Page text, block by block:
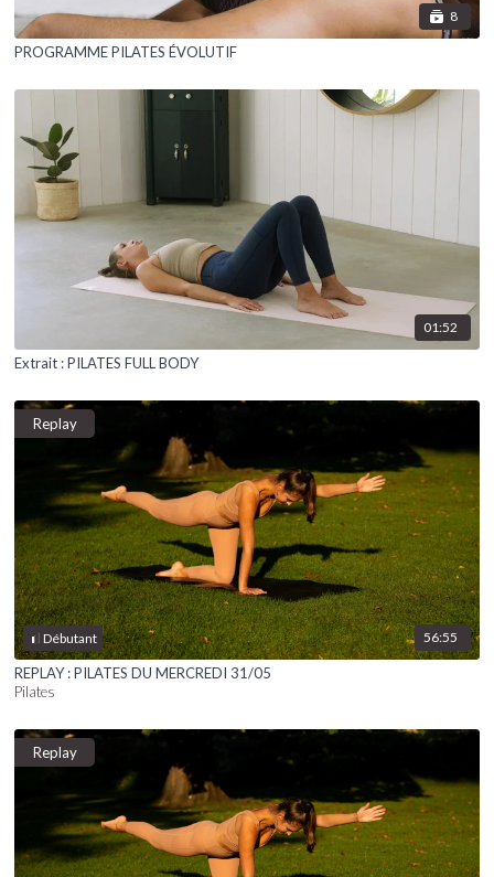
8
PROGRAMME PILATES ÉVOLUTIF
01:52
Extrait : PILATES FULL BODY
Débutant
Replay
56:55
REPLAY : PILATES DU MERCREDI 31/05
Pilates
Replay